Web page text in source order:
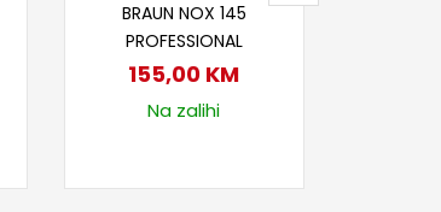
BRAUN NOX 145
PROFESSIONAL
155,00 KM
Na zalihi